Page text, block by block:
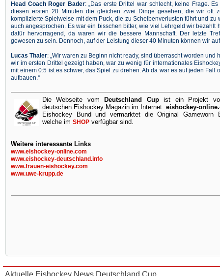
Head Coach Roger Bader: „Das erste Drittel war schlecht, keine Frage.
diesen ersten 20 Minuten die gleichen zwei Dinge gesehen, die wir oft
komplizierte Spielweise mit dem Puck, die zu Scheibenverlusten führt und
auch angesprochen. Es war ein bisschen bitter, wie viel Lehrgeld wir bezahlt
dafür hervorragend, da waren wir die bessere Mannschaft. Der letzte
gewesen zu sein. Dennoch, auf der Leistung dieser 40 Minuten können wir
Lucas Thaler: „Wir waren zu Beginn nicht ready, sind überrascht worden
wir im ersten Drittel gezeigt haben, war zu wenig für internationales
mit einem 0:5 ist es schwer, das Spiel zu drehen. Ab da war es auf jeden Fall
aufbauen.“
Die Webseite vom Deutschland Cupist ein Projekt
deutschen Eishockey Magazin im Internet. eishockey-
Eishockey Bund und vermarktet die Original Gameworn
welche im SHOP verfügbar sind.
Weitere interessante Links
www.eishockey-online.com
www.eishockey-deutschland.info
www.frauen-eishockey.com
www.uwe-krupp.de
Aktuelle Eishockey News Deutschland Cup